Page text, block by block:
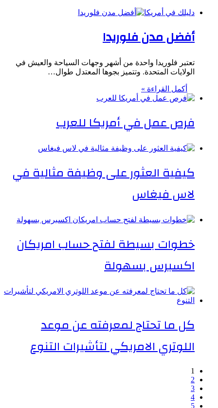
دليلك في أمريكا
أفضل مدن فلوريدا
تعتبر فلوريدا واحدة من أشهر وجهات السياحة والعيش في
الولايات المتحدة. وتتميز بجوها المعتدل طوال…
أكمل القراءة »
فرص عمل في أمريكا للعرب
كيفية العثور على وظيفة مثالية في
لاس فيغاس
خطوات بسيطة لفتح حساب امريكان
اكسبرس بسهولة
كل ما تحتاج لمعرفته عن موعد
اللوتري الامريكي لتأشيرات التنوع
1
2
3
4
5